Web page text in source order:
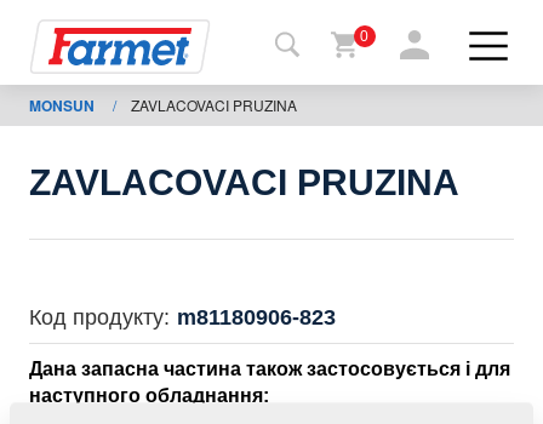
Назад
на
Farmet
Мої
машини
Завантаження
0
MONSUN / ZAVLACOVACI PRUZINA
ZAVLACOVACI PRUZINA
Код продукту: m81180906-823
Дана запасна частина також застосовується і для
наступного обладнання: